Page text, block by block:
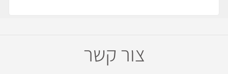
צור קשר